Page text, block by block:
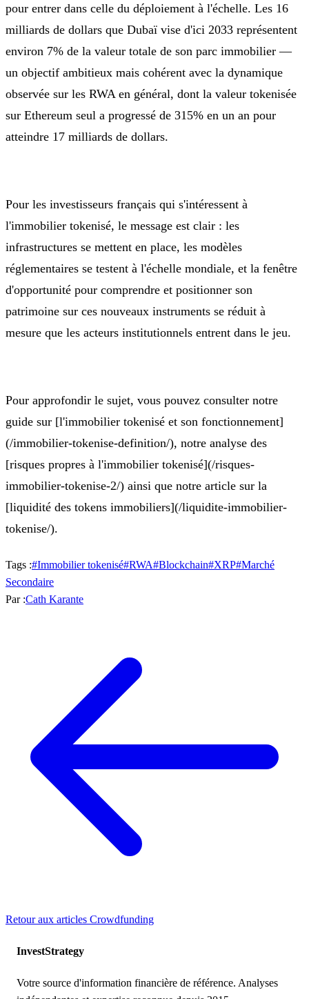
pour entrer dans celle du déploiement à l'échelle. Les 16
milliards de dollars que Dubaï vise d'ici 2033 représentent
environ 7% de la valeur totale de son parc immobilier —
un objectif ambitieux mais cohérent avec la dynamique
observée sur les RWA en général, dont la valeur tokenisée
sur Ethereum seul a progressé de 315% en un an pour
atteindre 17 milliards de dollars.
Pour les investisseurs français qui s'intéressent à
l'immobilier tokenisé, le message est clair : les
infrastructures se mettent en place, les modèles
réglementaires se testent à l'échelle mondiale, et la fenêtre
d'opportunité pour comprendre et positionner son
patrimoine sur ces nouveaux instruments se réduit à
mesure que les acteurs institutionnels entrent dans le jeu.
Pour approfondir le sujet, vous pouvez consulter notre
guide sur [l'immobilier tokenisé et son fonctionnement]
(/immobilier-tokenise-definition/), notre analyse des
[risques propres à l'immobilier tokenisé](/risques-
immobilier-tokenise-2/) ainsi que notre article sur la
[liquidité des tokens immobiliers](/liquidite-immobilier-
tokenise/).
Tags :#Immobilier tokenisé#RWA#Blockchain#XRP#Marché
Secondaire
Par :Cath Karante
Retour aux articles Crowdfunding
InvestStrategy
Votre source d'information financière de référence. Analyses